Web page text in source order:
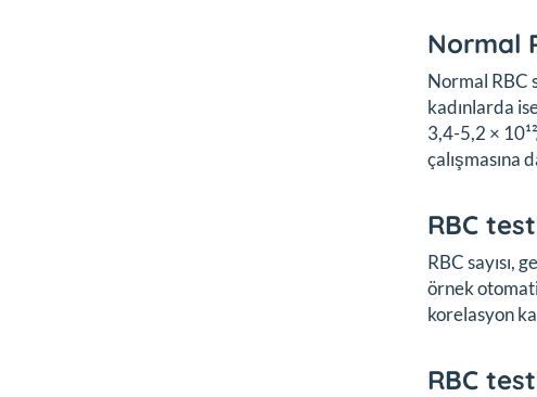
Normal
Normal RBC
kadınlarda
3,4-5,2 ×
çalışmasına
RBC
RBC sayısı,
örnek
korelasyon
RBC